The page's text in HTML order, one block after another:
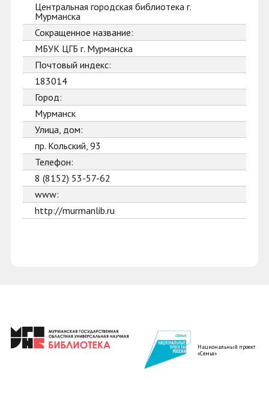
Центральная городская библиотека г.
Мурманска
Сокращенное название:
МБУК ЦГБ г. Мурманска
Почтовый индекс:
183014
Город:
Мурманск
Улица, дом:
пр. Кольский, 93
Телефон:
8 (8152) 53-57-62
www:
http://murmanlib.ru
Национальный проект
«Семья»